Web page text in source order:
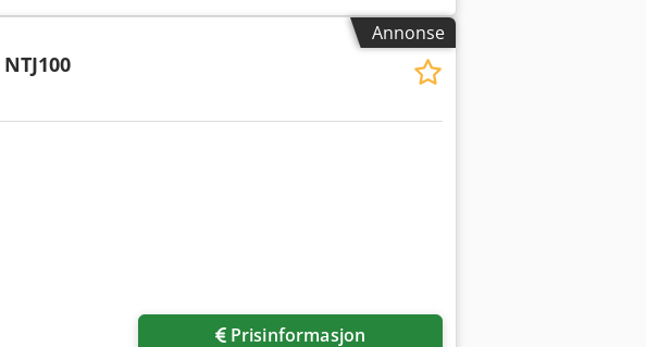
Annonse
NTJ100
Prisinformasjon